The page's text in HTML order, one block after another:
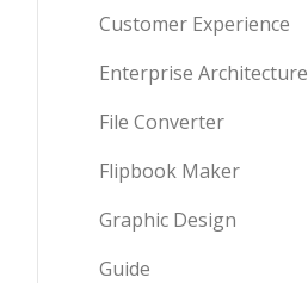
Customer Experience
Enterprise Architecture
File Converter
Flipbook Maker
Graphic Design
Guide